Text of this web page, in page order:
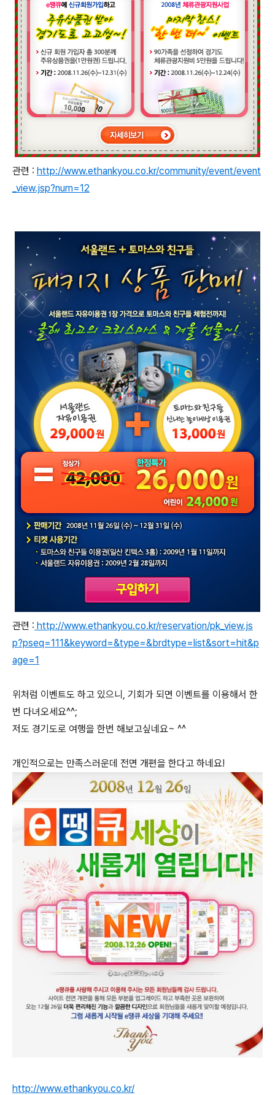
관련 : http://www.ethankyou.co.kr/community/event/event
_view.jsp?num=12
관련 : http://www.ethankyou.co.kr/reservation/pk_view.js
p?pseq=111&keyword=&type=&brdtype=list&sort=hit&p
age=1
위처럼 이벤트도 하고 있으니, 기회가 되면 이벤트를 이용해서 한
번 다녀오세요^^;
저도 경기도로 여행을 한번 해보고싶네요~ ^^
개인적으로는 만족스러운데 전면 개편을 한다고 하네요!
http://www.ethankyou.co.kr/